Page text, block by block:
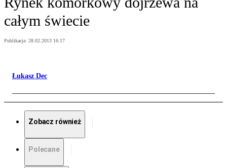
całym świecie
Publikacja: 28.02.2013 16:17
Łukasz Dec
Zobacz również
Polecane